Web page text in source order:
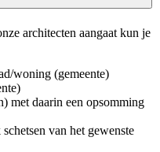
architecten aangaat kun je
woning (gemeente)
met daarin een opsomming
van het gewenste